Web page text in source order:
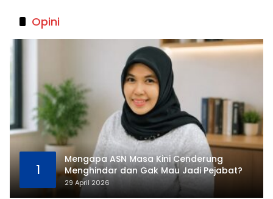
Opini
1
Mengapa ASN Masa Kini Cenderung
Menghindar dan Gak Mau Jadi Pejabat?
29 April 2026